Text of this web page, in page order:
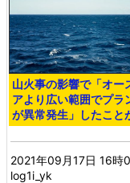
山火事の影響で「オー
アより広い範囲でプラ
が異常発生」したこと
2021年09月17日 16時
log1i_yk